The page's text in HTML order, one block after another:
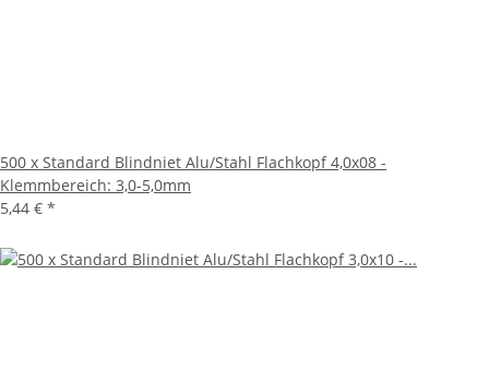
500 x Standard Blindniet Alu/Stahl Flachkopf 4,0x08 -
Klemmbereich: 3,0-5,0mm
5,44 € *